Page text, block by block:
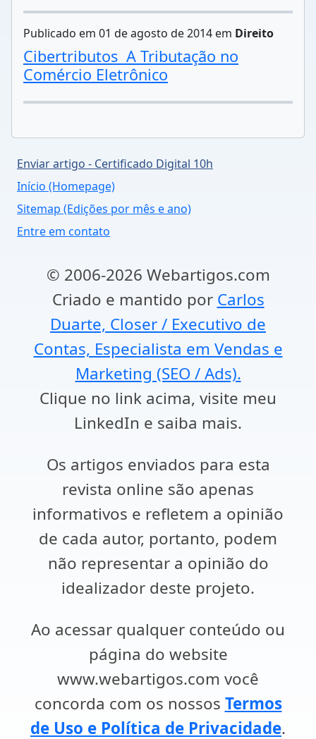
Publicado em 01 de agosto de 2014 em Direito
Cibertributos  A Tributação no
Comércio Eletrônico
Enviar artigo - Certificado Digital 10h
Início (Homepage)
Sitemap (Edições por mês e ano)
Entre em contato
© 2006-2026 Webartigos.com
Criado e mantido por Carlos
Duarte, Closer / Executivo de
Contas, Especialista em Vendas e
Marketing (SEO / Ads).
Clique no link acima, visite meu
LinkedIn e saiba mais.
Os artigos enviados para esta
revista online são apenas
informativos e refletem a opinião
de cada autor, portanto, podem
não representar a opinião do
idealizador deste projeto.
Ao acessar qualquer conteúdo ou
página do website
www.webartigos.com você
concorda com os nossos Termos
de Uso e Política de Privacidade.